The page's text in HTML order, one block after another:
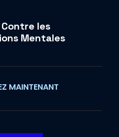
les
Mentales
MAINTENANT